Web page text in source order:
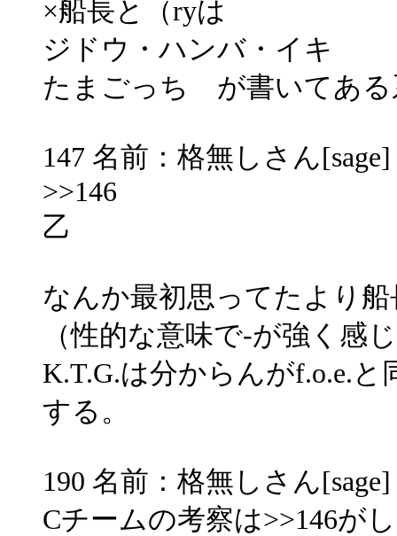
×船長と（ryは
ジドウ・ハンバ・イキ
たまごっち が書いてある
147 名前：格無しさん
>>146
乙
なんか最初思ってたより
（性的な意味で-が強く感
K.T.G.は分からんがf.o.e.
する。
190 名前：格無しさん
Cチームの考察は>>146が